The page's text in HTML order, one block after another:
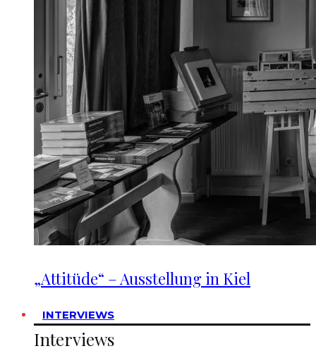
„Attitüde“ – Ausstellung in Kiel
INTERVIEWS
Interviews